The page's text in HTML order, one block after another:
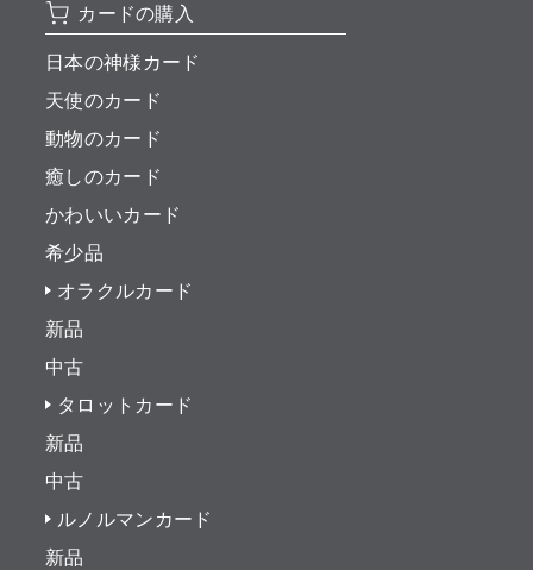
カードの購入
日本の神様カード
天使のカード
動物のカード
癒しのカード
かわいいカード
希少品
オラクルカード
新品
中古
タロットカード
新品
中古
ルノルマンカード
新品